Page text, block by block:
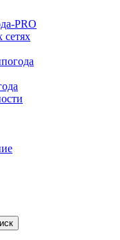
PRO
сетях